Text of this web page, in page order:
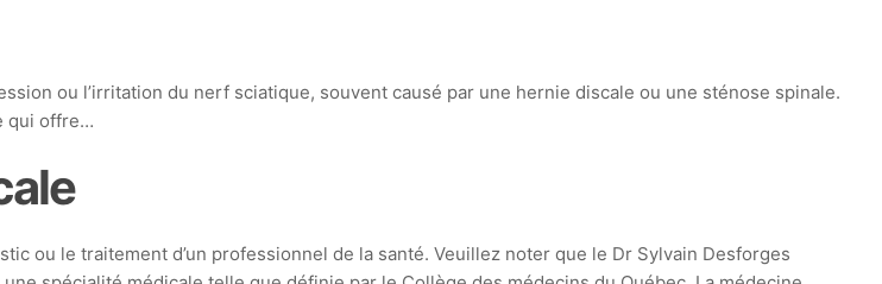
ou l’irritation du nerf sciatique, souvent causé par une hernie discale ou une sténose spinale.
qui offre…
ou le traitement d’un professionnel de la santé. Veuillez noter que le Dr Sylvain Desforges